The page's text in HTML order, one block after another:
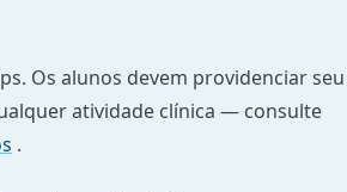
Os alunos devem providenciar seu
atividade clínica — consulte
.